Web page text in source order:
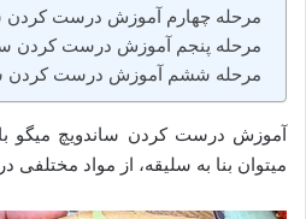
مرحله چهارم آموزش درست کردن
مرحله پنجم آموزش درست کردن
مرحله ششم آموزش درست کردن
آموزش درست کردن ساندویچ
میتوان بنا به سلیقه، از مواد مختلفی